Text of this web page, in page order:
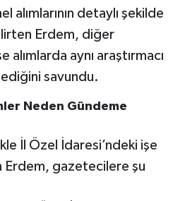
alımlarının detaylı şekilde
Erdem, diğer
alımlarda aynı araştırmacı
savundu.
Neden Gündeme
İl Özel İdaresi’ndeki işe
Erdem, gazetecilere şu